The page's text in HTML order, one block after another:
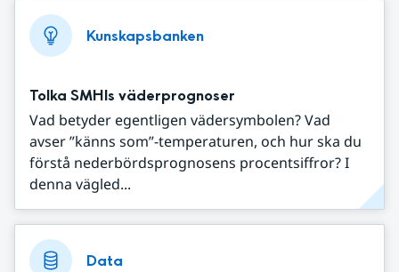
Kunskapsbanken
Tolka SMHIs väderprognoser
Vad betyder egentligen vädersymbolen? Vad
avser ”känns som”-temperaturen, och hur ska du
förstå nederbördsprognosens procentsiffror? I
denna vägled...
Data